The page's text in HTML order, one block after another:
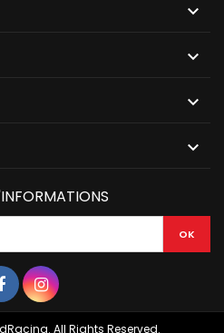




All Rights Reserved.